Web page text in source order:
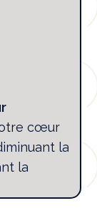
cœur
la
la